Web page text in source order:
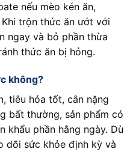
nếu mèo kén ăn,
trộn thức ăn ướt với
ngay và bỏ phần thừa
thức ăn bị hỏng.
không?
tiêu hóa tốt, cân nặng
bất thường, sản phẩm có
khẩu phần hằng ngày. Dù
dõi sức khỏe định kỳ và